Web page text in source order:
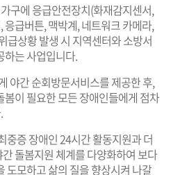
구에 응급안전장치(화재감지센서,
급버튼, 맥박계, 네트워크 카메라,
급상황 발생 시 지역센터와 소방서
하는 사업입니다.
야간 순회방문서비스를 제공한 후,
이 필요한 모든 장애인들에게 점차
중증 장애인 24시간 활동지원과 더
돌봄지원 체계를 다양화하여 보다
도모하고 삶의 질을 향상시켜 나갈